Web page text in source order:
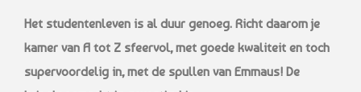
Het studentenleven is al duur genoeg. Richt daarom je
kamer van A tot Z sfeervol, met goede kwaliteit en toch
supervoordelig in, met de spullen van Emmaus! De